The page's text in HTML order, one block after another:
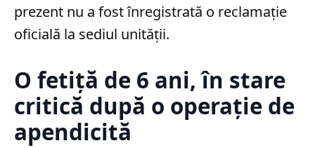
prezent nu a fost înregistrată o reclamație
oficială la sediul unității.
O fetiță de 6 ani, în stare
critică după o operație de
apendicită